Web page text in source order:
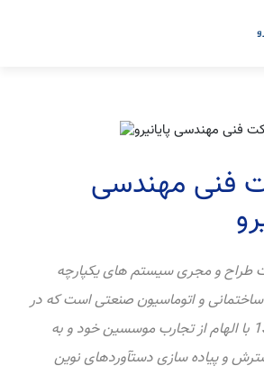
فنی مهندسی
طراح و مجری سیستم های یکپارچه
و اتوماسیون صنعتی است که در
سال 1388 با الهام از تجارب موسسین خود و به
و پیاده سازی دستآوردهای نوین